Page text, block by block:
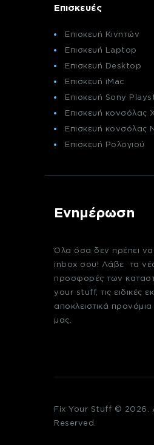
Επισκευές
Επισκευή Κινητών
Επισκευή Laptop
Επισκευή Desktop
Επισκευή iMac
Επισκευή Sony
Επισκευή κονσόλας
Επισκευή κονσόλας
Επισκευή Ρολογιού
Ενημέρωση
Όλα όσα δεν πρέπει να
inbox σου! Λάβε τα νέα
προσφορές των
your stuff, τις ειδικές
αποκλειστικά
μας.
Fix Your Stuff © 2026.
Reserved.